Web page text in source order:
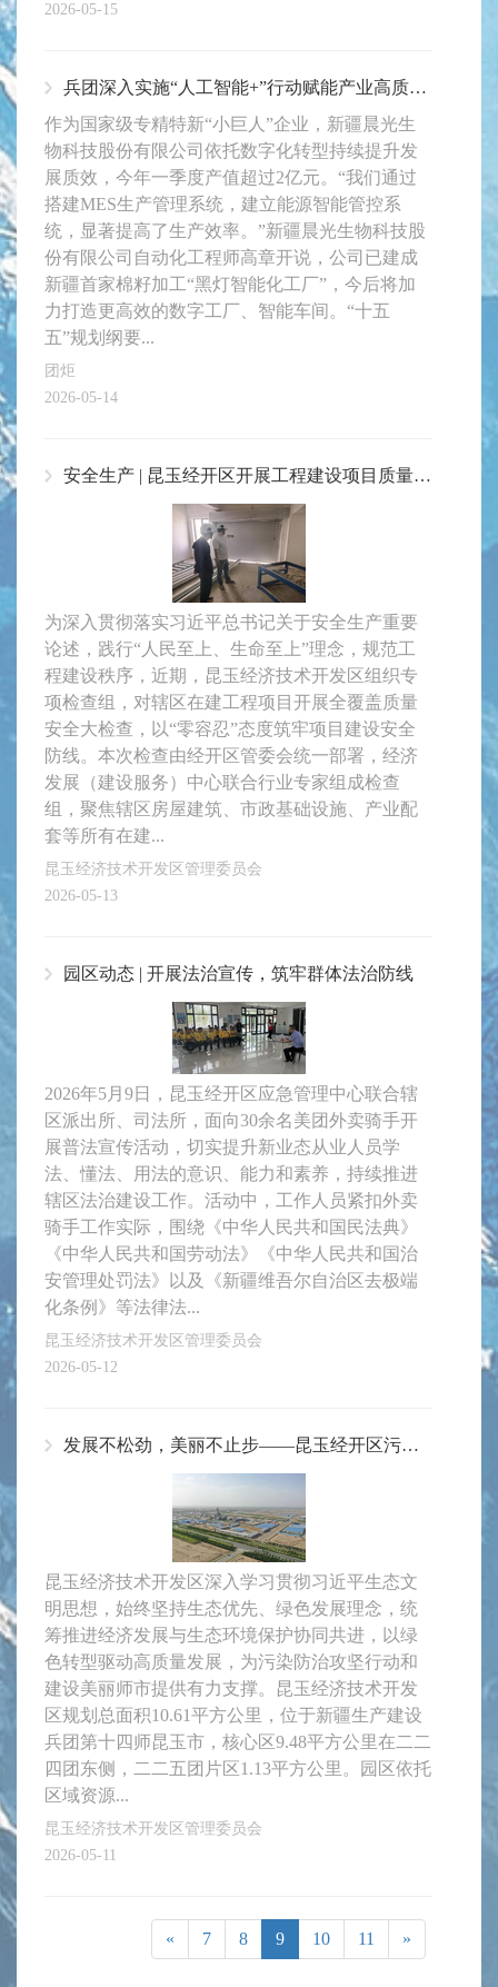
2026-05-15
兵团深入实施“人工智能+”行动赋能产业高质量发展
作为国家级专精特新“小巨人”企业，新疆晨光生
物科技股份有限公司依托数字化转型持续提升发
展质效，今年一季度产值超过2亿元。“我们通过
搭建MES生产管理系统，建立能源智能管控系
统，显著提高了生产效率。”新疆晨光生物科技股
份有限公司自动化工程师高章开说，公司已建成
新疆首家棉籽加工“黑灯智能化工厂”，今后将加
力打造更高效的数字工厂、智能车间。“十五
五”规划纲要...
团炬
2026-05-14
安全生产 | 昆玉经开区开展工程建设项目质量安全大检查 筑牢项目建设安全防线
为深入贯彻落实习近平总书记关于安全生产重要
论述，践行“人民至上、生命至上”理念，规范工
程建设秩序，近期，昆玉经济技术开发区组织专
项检查组，对辖区在建工程项目开展全覆盖质量
安全大检查，以“零容忍”态度筑牢项目建设安全
防线。本次检查由经开区管委会统一部署，经济
发展（建设服务）中心联合行业专家组成检查
组，聚焦辖区房屋建筑、市政基础设施、产业配
套等所有在建...
昆玉经济技术开发区管理委员会
2026-05-13
园区动态 | 开展法治宣传，筑牢群体法治防线
2026年5月9日，昆玉经开区应急管理中心联合辖
区派出所、司法所，面向30余名美团外卖骑手开
展普法宣传活动，切实提升新业态从业人员学
法、懂法、用法的意识、能力和素养，持续推进
辖区法治建设工作。活动中，工作人员紧扣外卖
骑手工作实际，围绕《中华人民共和国民法典》
《中华人民共和国劳动法》《中华人民共和国治
安管理处罚法》以及《新疆维吾尔自治区去极端
化条例》等法律法...
昆玉经济技术开发区管理委员会
2026-05-12
发展不松劲，美丽不止步——昆玉经开区污染防治攻坚与美丽园区建设纪实
昆玉经济技术开发区深入学习贯彻习近平生态文
明思想，始终坚持生态优先、绿色发展理念，统
筹推进经济发展与生态环境保护协同共进，以绿
色转型驱动高质量发展，为污染防治攻坚行动和
建设美丽师市提供有力支撑。昆玉经济技术开发
区规划总面积10.61平方公里，位于新疆生产建设
兵团第十四师昆玉市，核心区9.48平方公里在二二
四团东侧，二二五团片区1.13平方公里。园区依托
区域资源...
昆玉经济技术开发区管理委员会
2026-05-11
« 7 8 9 10 11 »